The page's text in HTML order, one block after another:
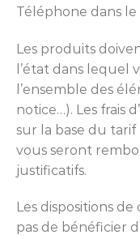
Téléphone dans le
Les produits
l’état dans lequel
l’ensemble des
notice…). Les frais
sur la base du
vous seront
justificatifs.
Les dispositions
pas de bénéficier